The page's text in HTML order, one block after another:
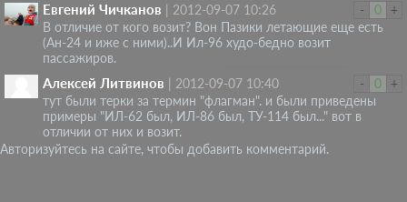
-
0 +
Евгений Чичканов
2012-09-07 10:26
В отличие от кого возит? Вон Пазики летающие еще есть
(Ан-24 и иже с ними)..И Ил-96 худо-бедно возит
пассажиров.
-
0 +
Алексей Литвинов
2012-09-07 10:40
тут были терки за термин "флагман". и были приведены
примеры "ИЛ-62 был, ИЛ-86 был, ТУ-114 был..." вот в
отличии от них и возит.
Авторизуйтесь на сайте, чтобы добавить комментарий.